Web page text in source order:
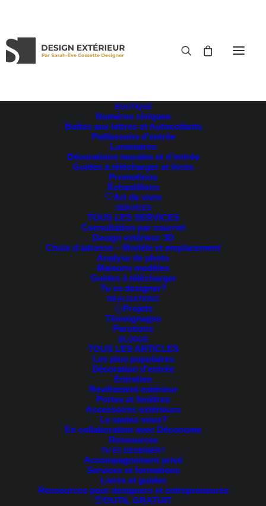
BOUTIQUE
Numéros civiques
Boîtes aux lettres et Autocollants
Paillassons d’entrée
Luminaires
Décorations murales et d’entrée
Guides à télécharger et livres
Promotions
Échantillons
Art de vivre
SERVICES
TOUS LES SERVICES
Consultation par courriel
Design extérieur 3D
Choix d’adresse – Modèle et emplacement
Analyse de photo
Maisons modèles
Guides à télécharger
Tu es designer?
RÉALISATIONS
Projets
Témoignages
Parutions
BLOGUE
TOUS LES ARTICLES
Les plus populaires
Décoration d’entrée
Entretien
Revêtement extérieur
Portes et fenêtres
Accessoires extérieurs
Le saviez-vous?
En collaboration avec Déconome
Ressources
TU ES DESIGNER?
Accompagnement privé
Services et formations
Livres et guides
Ressources pour designers et entrepreneures
OUTIL GRATUIT
RETOUR AUX TÉMOIGNAGES
Madame Durocher
Chambly | Rénovation Mars 2020
Dès notre premier rendez-vous
téléphonique, mes attentes ont été
rencontrées ! Sarah-Eve est disponible
et les devis ont été effectués dans les
délais indiqués. Elle a bien compris mes
besoins et a sût reproduire ma vision en
images. Elle est disponible et réponds
rapidement à nos questions. Ses
commentaires et suggestions sont